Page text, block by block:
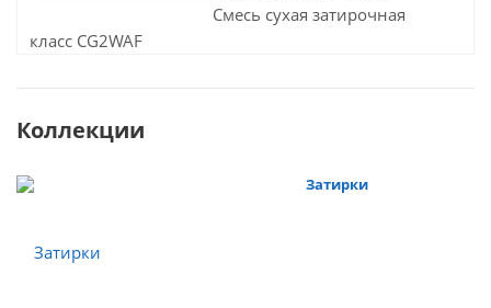
Смесь сухая затирочная
класс CG2WAF
Коллекции
Затирки